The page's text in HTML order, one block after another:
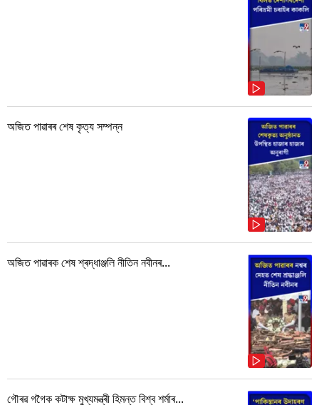
অজিত পাৱাৰৰ শেষ কৃত্য সম্পন্ন
অজিত পাৱাৰক শেষ শ্ৰদ্ধাঞ্জলি নীতিন নবীনৰ...
গৌৰৱ গগৈক কটাক্ষ মুখ্যমন্ত্ৰী হিমন্ত বিশ্ব শৰ্মাৰ...